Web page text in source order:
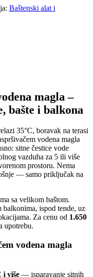
Baštenski alat i
magla –
bašte i balkona
35°C, boravak na terasi
vodena magla
sitne čestice vode
vazduha za 5 ili više
prostoru. Nema
— samo priključak na
sa velikom baštom.
balkonima, ispod tende, uz
Za cenu od 1.650
upotrebu.
vodena magla
i više — isparavanje sitnih